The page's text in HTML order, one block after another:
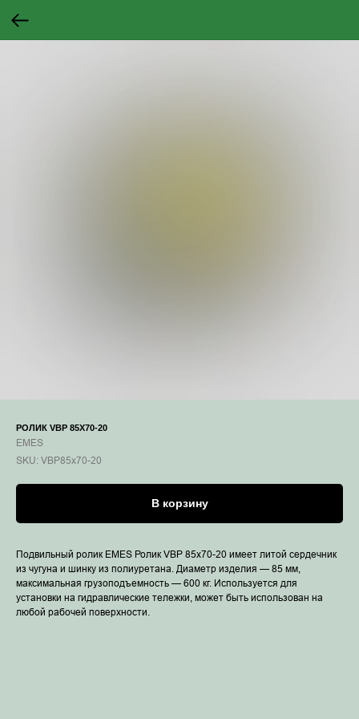
РОЛИК VBP 85X70-20
EMES
SKU: VBP85x70-20
В корзину
Подвильный ролик EMES Ролик VBP 85x70-20 имеет литой сердечник
из чугуна и шинку из полиуретана. Диаметр изделия — 85 мм,
максимальная грузоподъемность — 600 кг. Используется для
установки на гидравлические тележки, может быть использован на
любой рабочей поверхности.